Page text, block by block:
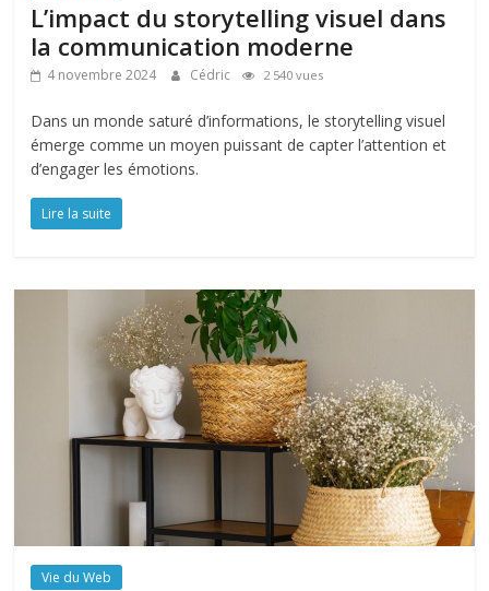
L’impact du storytelling visuel dans
la communication moderne
4 novembre 2024 Cédric 2 540 vues
Dans un monde saturé d’informations, le storytelling visuel
émerge comme un moyen puissant de capter l’attention et
d’engager les émotions.
Lire la suite
Vie du Web